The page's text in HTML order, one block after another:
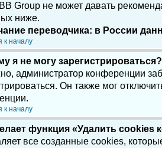
Group не может давать
ниже.
переводчика: в России
к началу
я не могу зарегистрироваться?
администратор конференции
Он также мог
к началу
функция «Удалить cookies
все созданные cookies,